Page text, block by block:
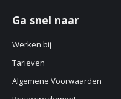
opens
in
Ga snel naar
Werken bij
Tarieven
Algemene Voorwaarden